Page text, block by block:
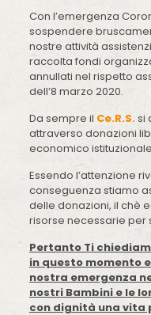
Con l’emergenza
sospendere
nostre attività
raccolta fondi
annullati nel rispetto
dell’8 marzo 2020.
Da sempre il Ce.R.S.si
attraverso donazioni
economico
Essendo l’attenzione
conseguenza stiamo
delle donazioni, il chè
risorse necessarie per
Pertanto Ti
in questo momento
nostra emergenza
nostri Bambini e le
con dignità una vita